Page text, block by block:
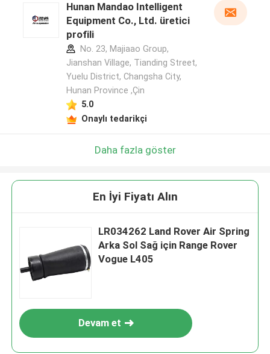
Hunan Mandao Intelligent
Equipment Co., Ltd. üretici
profili
No. 23, Majiaao Group,
Jianshan Village, Tianding Street,
Yuelu District, Changsha City,
Hunan Province ,Çin
5.0
Onaylı tedarikçi
Daha fazla göster
En İyi Fiyatı Alın
LR034262 Land Rover Air Spring
Arka Sol Sağ için Range Rover
Vogue L405
Devam et